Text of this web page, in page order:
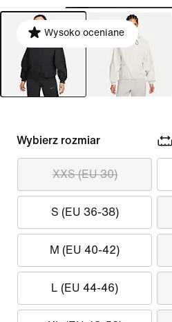
Wysoko oceniane
Wybierz rozmiar
XXS (EU 30)
S (EU 36-38)
M (EU 40-42)
L (EU 44-46)